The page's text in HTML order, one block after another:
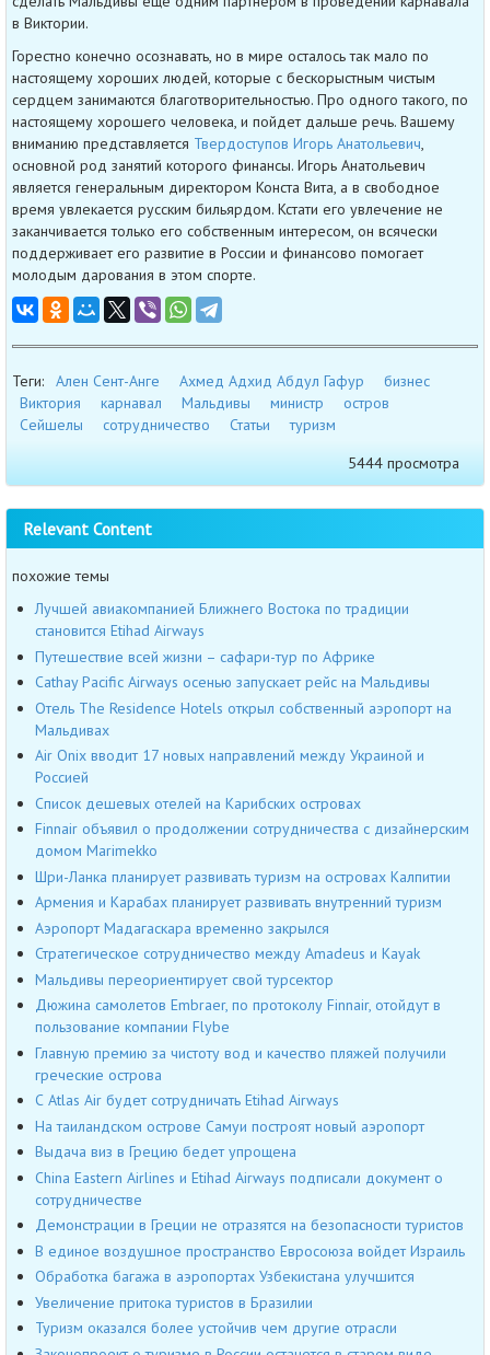
в Виктории.
Горестно конечно осознавать, но в мире осталось так мало по
настоящему хороших людей, которые с бескорыстным чистым
сердцем занимаются благотворительностью. Про одного такого, по
настоящему хорошего человека, и пойдет дальше речь. Вашему
вниманию представляется Твердоступов Игорь Анатольевич,
основной род занятий которого финансы. Игорь Анатольевич
является генеральным директором Конста Вита, а в свободное
время увлекается русским бильярдом. Кстати его увлечение не
заканчивается только его собственным интересом, он всячески
поддерживает его развитие в России и финансово помогает
молодым дарования в этом спорте.
Теги: Ален Сент-Анге Ахмед Адхид Абдул Гафур
бизнес
Виктория
карнавал Мальдивы министр
остров
Сейшелы
сотрудничество Статьи
туризм
5444 просмотра
Relevant Content
похожие темы
Лучшей авиакомпанией Ближнего Востока по традиции
становится Etihad Airways
Путешествие всей жизни – сафари-тур по Африке
Cathay Pacific Airways осенью запускает рейс на Мальдивы
Отель The Residence Hotels открыл собственный аэропорт на
Мальдивах
Air Onix вводит 17 новых направлений между Украиной и
Россией
Список дешевых отелей на Карибских островах
Finnair объявил о продолжении сотрудничества с дизайнерским
домом Marimekko
Шри-Ланка планирует развивать туризм на островах Калпитии
Армения и Карабах планирует развивать внутренний туризм
Аэропорт Мадагаскара временно закрылся
Стратегическое сотрудничество между Amadeus и Kayak
Мальдивы переориентирует свой турсектор
Дюжина самолетов Embraer, по протоколу Finnair, отойдут в
пользование компании Flybe
Главную премию за чистоту вод и качество пляжей получили
греческие острова
С Atlas Air будет сотрудничать Etihad Airways
На таиландском острове Самуи построят новый аэропорт
Выдача виз в Грецию бедет упрощена
China Eastern Airlines и Etihad Airways подписали документ о
сотрудничестве
Демонстрации в Греции не отразятся на безопасности туристов
В единое воздушное пространство Евросоюза войдет Израиль
Обработка багажа в аэропортах Узбекистана улучшится
Увеличение притока туристов в Бразилии
Туризм оказался более устойчив чем другие отрасли